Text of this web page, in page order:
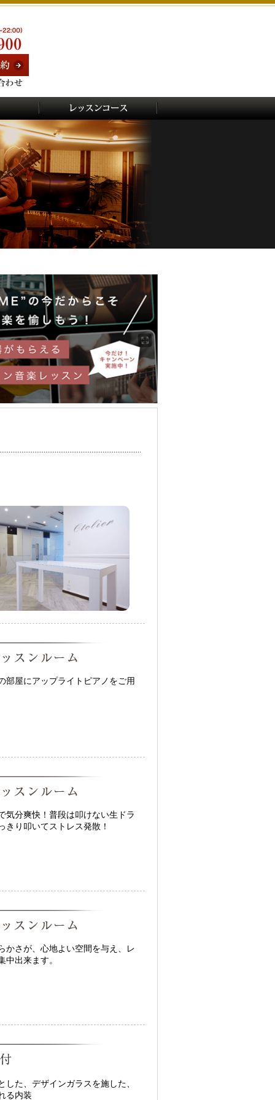
部屋にアップライトピアノをご用
気分爽快！普段は叩けない生ドラ
きり叩いてストレス発散！
かさが、心地よい空間を与え、レ
中出来ます。
した、デザインガラスを施した、
る内装